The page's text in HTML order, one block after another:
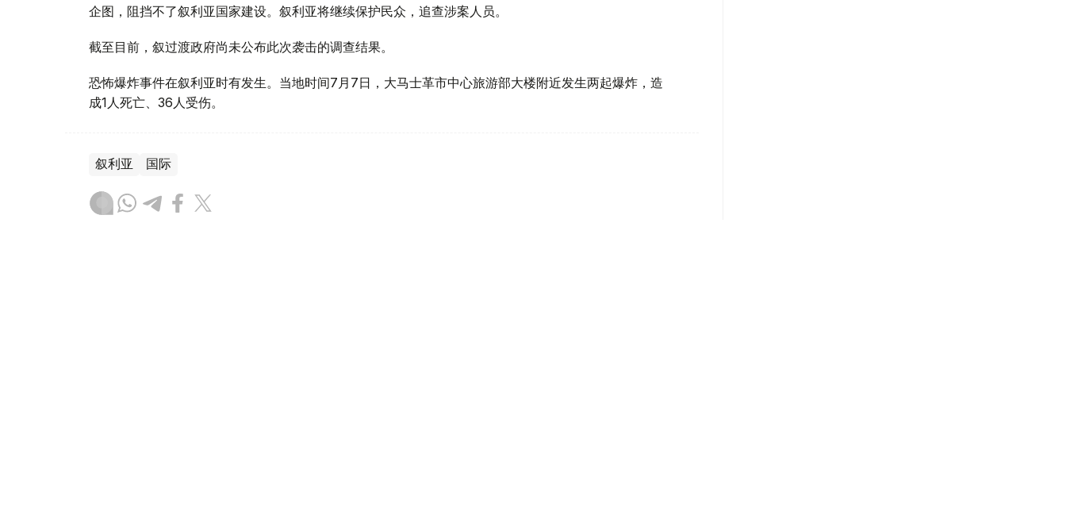
企图，阻挡不了叙利亚国家建设。叙利亚将继续保护民众，追查涉案人员。
截至目前，叙过渡政府尚未公布此次袭击的调查结果。
恐怖爆炸事件在叙利亚时有发生。当地时间7月7日，大马士革市中心旅游部大楼附近发生两起爆炸，造
成1人死亡、36人受伤。
叙利亚 国际